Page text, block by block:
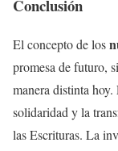
Conclusión
El concepto de los
promesa de futuro,
manera distinta hoy.
solidaridad y la
las Escrituras. La